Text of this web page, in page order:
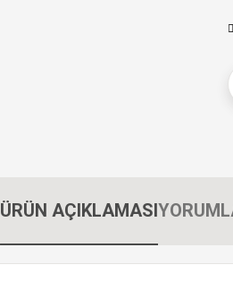
ÜRÜN AÇIKLAMASI